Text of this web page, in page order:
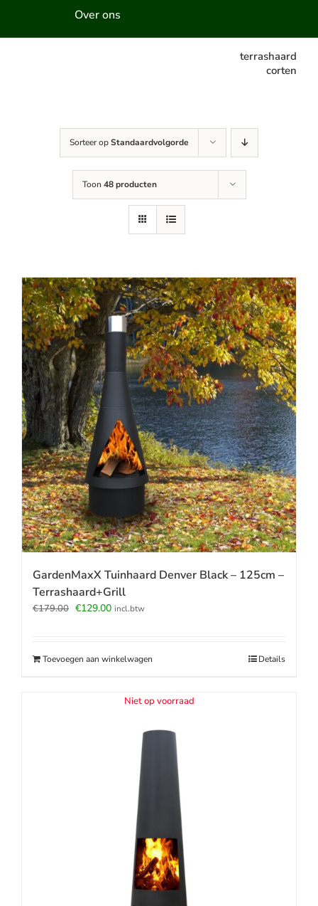
Over ons
terrashaard
corten
Sorteer opStandaardvolgorde
Toon 48 producten
GardenMaxX Tuinhaard Denver Black – 125cm –
Terrashaard+Grill
€179.00 Oorspronkelijke
€129.00Huidige
incl.btw
Toevoegen aan winkelwagen Details
Niet op voorraad